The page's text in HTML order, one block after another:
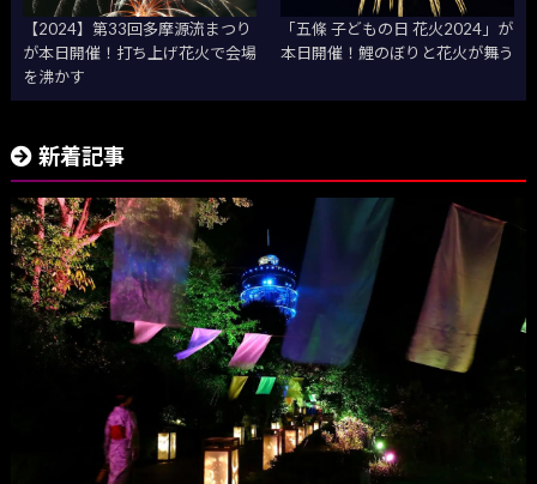
【2024】第33回多摩源流まつり
が本日開催！打ち上げ花火で会場
を沸かす
「五條 子どもの日 花火2024」が
本日開催！鯉のぼりと花火が舞う
新着記事